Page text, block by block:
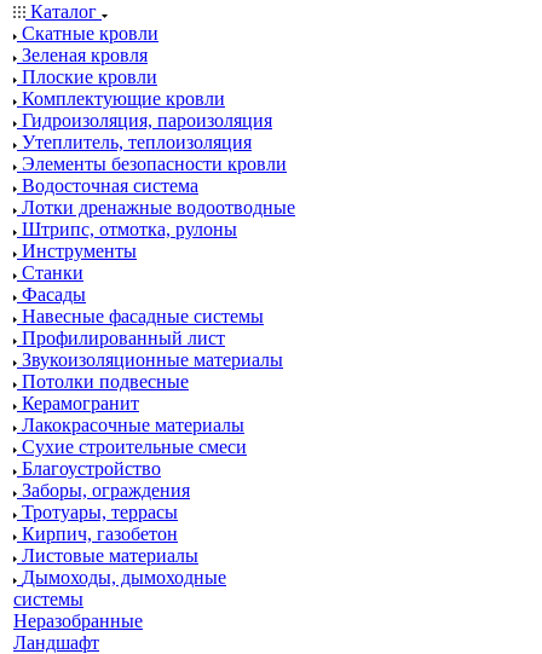
Каталог
Скатные кровли
Зеленая кровля
Плоские кровли
Комплектующие кровли
Гидроизоляция, пароизоляция
Утеплитель, теплоизоляция
Элементы безопасности кровли
Водосточная система
Лотки дренажные водоотводные
Штрипс, отмотка, рулоны
Инструменты
Станки
Фасады
Навесные фасадные системы
Профилированный лист
Звукоизоляционные материалы
Потолки подвесные
Керамогранит
Лакокрасочные материалы
Сухие строительные смеси
Благоустройство
Заборы, ограждения
Тротуары, террасы
Кирпич, газобетон
Листовые материалы
Дымоходы, дымоходные
системы
Неразобранные
Ландшафт